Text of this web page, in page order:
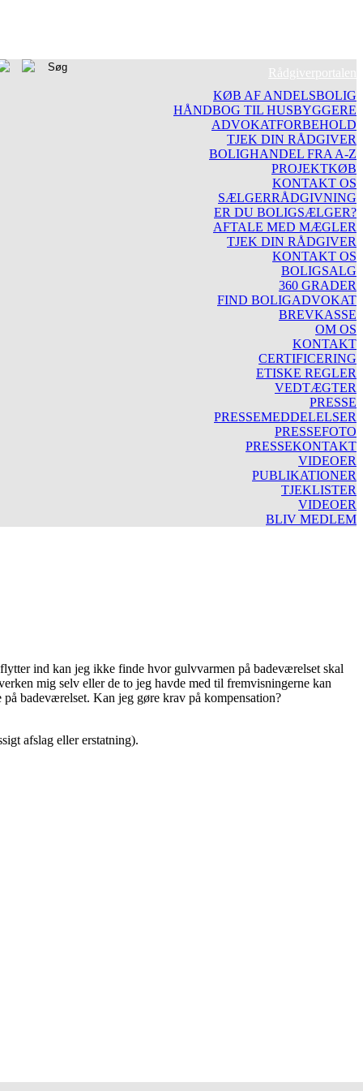
Rådgiverportalen
KØB AF ANDELSBOLIG
HÅNDBOG TIL HUSBYGGERE
ADVOKATFORBEHOLD
TJEK DIN RÅDGIVER
BOLIGHANDEL FRA A-Z
PROJEKTKØB
KONTAKT OS
SÆLGERRÅDGIVNING
ER DU BOLIGSÆLGER?
AFTALE MED MÆGLER
TJEK DIN RÅDGIVER
KONTAKT OS
BOLIGSALG
360 GRADER
FIND BOLIGADVOKAT
BREVKASSE
OM OS
KONTAKT
CERTIFICERING
ETISKE REGLER
VEDTÆGTER
PRESSE
PRESSEMEDDELELSER
PRESSEFOTO
PRESSEKONTAKT
VIDEOER
PUBLIKATIONER
TJEKLISTER
VIDEOER
BLIV MEDLEM
ind kan jeg ikke finde hvor gulvvarmen på badeværelset skal
mig selv eller de to jeg havde med til fremvisningerne kan
badeværelset. Kan jeg gøre krav på kompensation?
afslag eller erstatning).